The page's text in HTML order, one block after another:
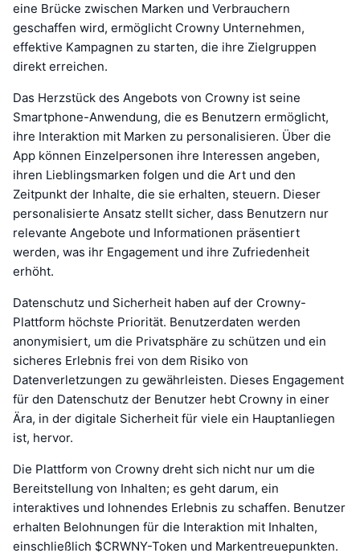
eine Brücke zwischen Marken und Verbrauchern
geschaffen wird, ermöglicht Crowny Unternehmen,
effektive Kampagnen zu starten, die ihre Zielgruppen
direkt erreichen.
Das Herzstück des Angebots von Crowny ist seine
Smartphone-Anwendung, die es Benutzern ermöglicht,
ihre Interaktion mit Marken zu personalisieren. Über die
App können Einzelpersonen ihre Interessen angeben,
ihren Lieblingsmarken folgen und die Art und den
Zeitpunkt der Inhalte, die sie erhalten, steuern. Dieser
personalisierte Ansatz stellt sicher, dass Benutzern nur
relevante Angebote und Informationen präsentiert
werden, was ihr Engagement und ihre Zufriedenheit
erhöht.
Datenschutz und Sicherheit haben auf der Crowny-
Plattform höchste Priorität. Benutzerdaten werden
anonymisiert, um die Privatsphäre zu schützen und ein
sicheres Erlebnis frei von dem Risiko von
Datenverletzungen zu gewährleisten. Dieses Engagement
für den Datenschutz der Benutzer hebt Crowny in einer
Ära, in der digitale Sicherheit für viele ein Hauptanliegen
ist, hervor.
Die Plattform von Crowny dreht sich nicht nur um die
Bereitstellung von Inhalten; es geht darum, ein
interaktives und lohnendes Erlebnis zu schaffen. Benutzer
erhalten Belohnungen für die Interaktion mit Inhalten,
einschließlich $CRWNY-Token und Markentreuepunkten.